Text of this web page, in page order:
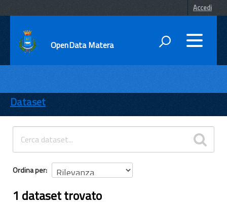
Accedi
OpenData Matera
ENTI
TEMI
INFORMAZIONI
Dataset
Ordina per
1 dataset trovato